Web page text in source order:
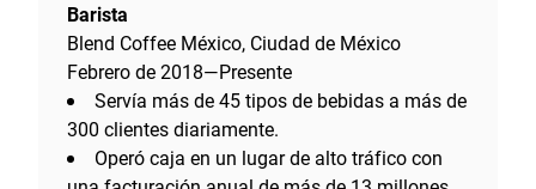
Barista
Blend Coffee México, Ciudad de México
Febrero de 2018—Presente
Servía más de 45 tipos de bebidas a más de
300 clientes diariamente.
Operó caja en un lugar de alto tráfico con